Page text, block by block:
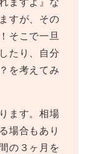
すが、その
そこで一旦
たり、自分
を考えてみ
ます。相場
場合もあり
の３ヶ月を